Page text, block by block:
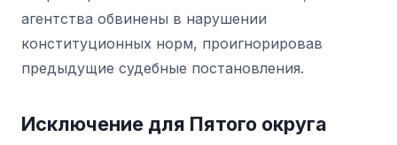
агентства обвинены в нарушении
конституционных норм, проигнорировав
предыдущие судебные постановления.
Исключение для Пятого округа